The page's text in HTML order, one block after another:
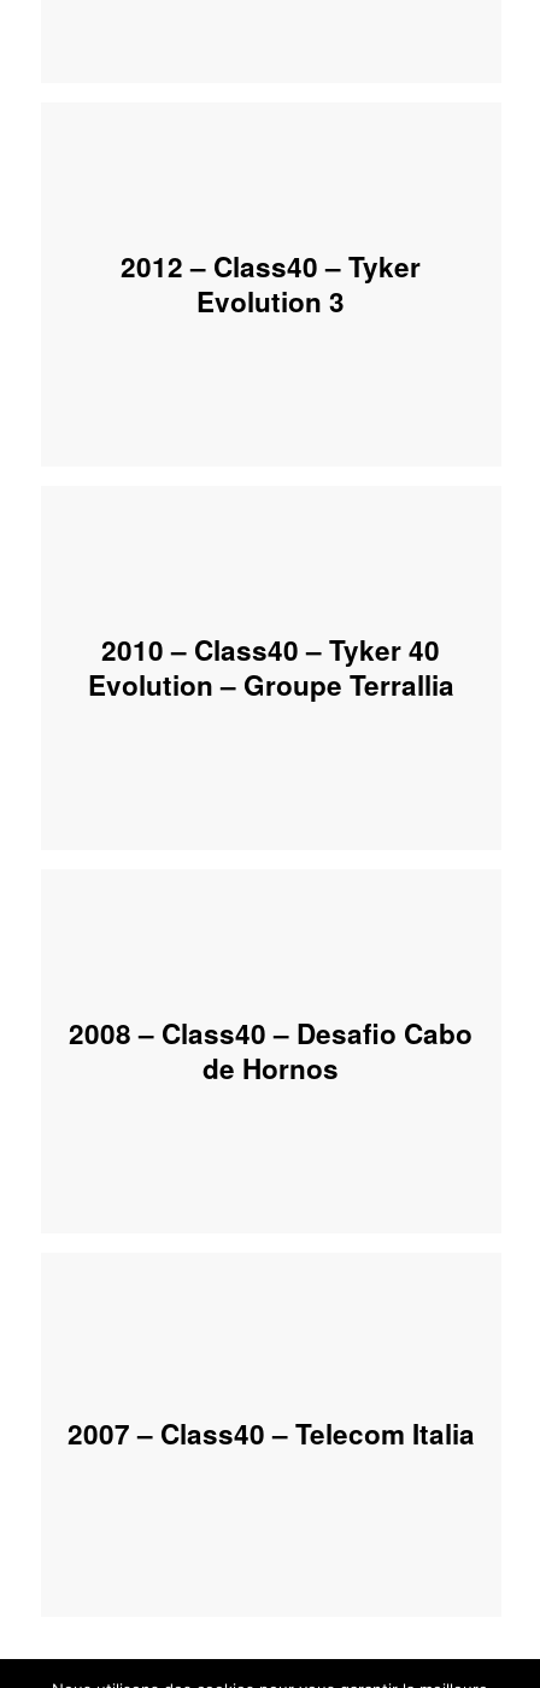
2012 – Class40 – Tyker
Evolution 3
2010 – Class40 – Tyker 40
Evolution – Groupe Terrallia
2008 – Class40 – Desafio Cabo
de Hornos
2007 – Class40 – Telecom Italia